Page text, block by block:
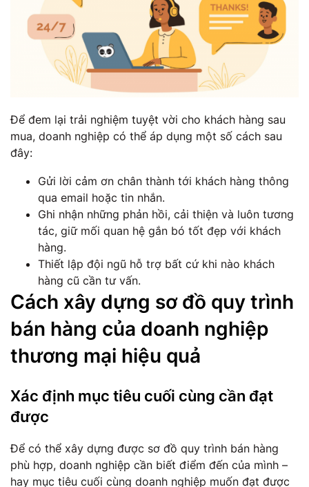
Để đem lại trải nghiệm tuyệt vời cho khách hàng sau
mua, doanh nghiệp có thể áp dụng một số cách sau
đây:
Gửi lời cảm ơn chân thành tới khách hàng thông
qua email hoặc tin nhắn.
Ghi nhận những phản hồi, cải thiện và luôn tương
tác, giữ mối quan hệ gắn bó tốt đẹp với khách
hàng.
Thiết lập đội ngũ hỗ trợ bất cứ khi nào khách
hàng cũ cần tư vấn.
Cách xây dựng sơ đồ quy trình
bán hàng của doanh nghiệp
thương mại hiệu quả
Xác định mục tiêu cuối cùng cần đạt
được
Để có thể xây dựng được sơ đồ quy trình bán hàng
phù hợp, doanh nghiệp cần biết điểm đến của mình –
hay mục tiêu cuối cùng doanh nghiệp muốn đạt được